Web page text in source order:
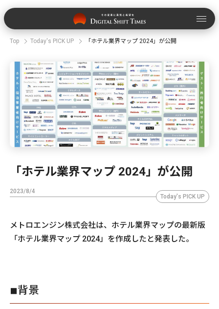
Top Today's PICK UP 「ホテル業界マップ 2024」が公開
「ホテル業界マップ 2024」が公開
2023/8/4
Today's PICK UP
メトロエンジン株式会社は、ホテル業界マップの最新版
「ホテル業界マップ 2024」を作成したと発表した。
◾︎背景